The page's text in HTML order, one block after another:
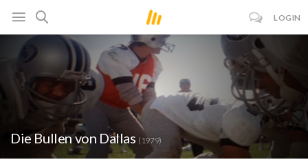
LOGIN
Die Bullen von Dallas (1979)